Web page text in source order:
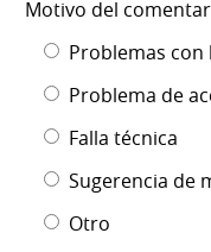
Motivo del
Problemas
Problema de
Falla técnica
Sugerencia de
Otro